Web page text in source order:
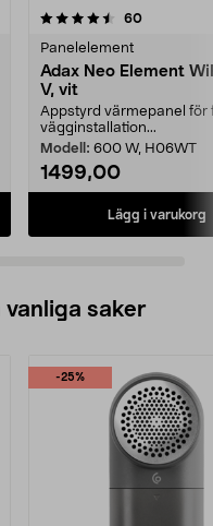
60
Panelelement
Adax Neo Element
V, vit
Appstyrd värmepanel för
vägginstallation...
Modell: 600 W, H06WT
1499,00
Lägg i varukorg
4.5 av 5 stjärnor
saker
-25%